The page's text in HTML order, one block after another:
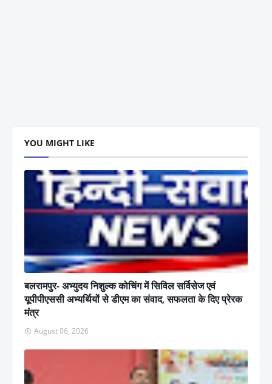
YOU MIGHT LIKE
बलरामपुर- अभ्युदय निशुल्क कोचिंग में सिविल सर्विसेज एवं
यूपीपीएससी अभ्यर्थियों से डीएम का संवाद, सफलता के दिए प्रेरक
मंत्र
August 06, 2026